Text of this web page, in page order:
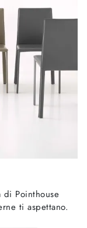
Pointhouse
ti aspettano.